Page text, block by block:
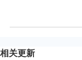
相关更新